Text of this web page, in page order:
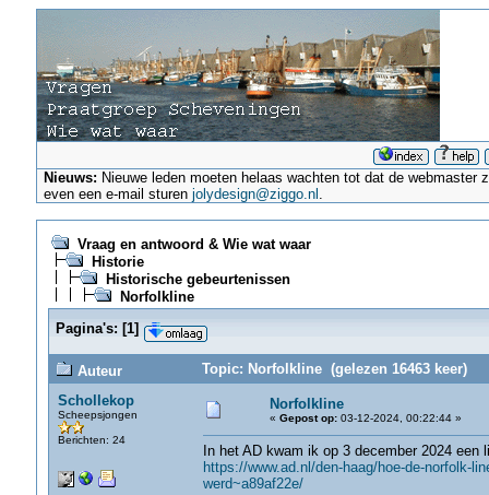
Nieuws: Nieuwe leden moeten helaas wachten tot dat de
even een e-mail sturenjolydesign@ziggo.nl .
Vraag en antwoord & Wie wat waar
Historie
Historische gebeurtenissen
Norfolkline
Pagina's: [1]
Auteur
Topic: Norfolkline (gelezen 16463 keer)
Schollekop
Scheepsjongen
Berichten: 24
Norfolkline
« Gepost op:03-12-2024, 00:22:44 »
In het AD kwam ik op 3 december 2024
https://www.ad.nl/den-haag/hoe-de-norfolk-
werd~a89af22e/